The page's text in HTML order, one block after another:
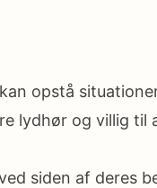
opstå
lydhør og villig til
siden af deres